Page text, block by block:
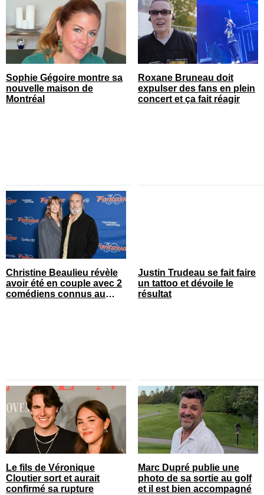
Sophie Gégoire montre sa
nouvelle maison de
Montréal
Roxane Bruneau doit
expulser des fans en plein
concert et ça fait réagir
Christine Beaulieu révèle
avoir été en couple avec 2
comédiens connus au
Justin Trudeau se fait faire
un tattoo et dévoile le
résultat
Le fils de Véronique
Cloutier sort et aurait
confirmé sa rupture
Marc Dupré publie une
photo de sa sortie au golf
et il est bien accompagné